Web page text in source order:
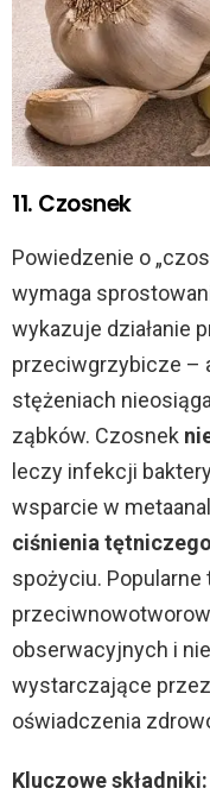
11. Czosnek
Powiedzenie o
wymaga
wykazuje działanie
przeciwgrzybicze –
stężeniach
ząbków. Czosnek
leczy infekcji
wsparcie w
ciśnienia
spożyciu. Popularne
obserwacyjnych i
wystarczające
oświadczenia
Kluczowe składniki: